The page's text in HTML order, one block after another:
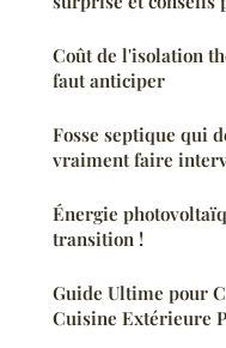
Coût de l'isolation
faut anticiper
Fosse septique qui
vraiment faire
Énergie
transition !
Guide Ultime pour
Cuisine Extérieure